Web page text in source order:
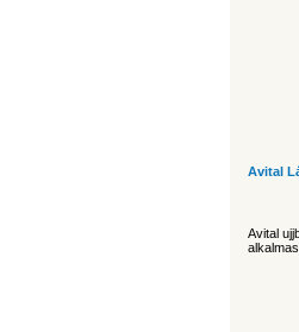
Avital
Avital